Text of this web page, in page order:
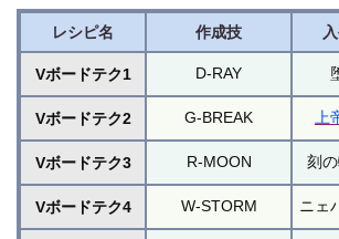
レシピ名 作成技
Vボードテク1 D-RAY
Vボードテク2 G-BREAK 上
Vボードテク3 R-MOON 刻
Vボードテク4 W-STORM ニェ